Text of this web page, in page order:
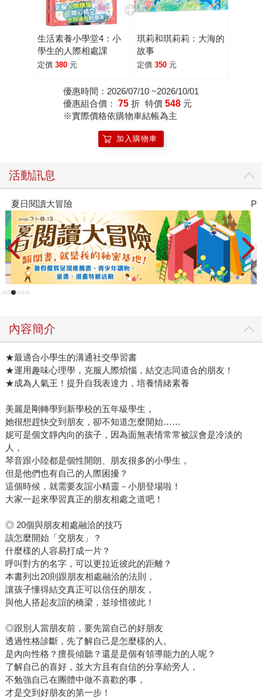
生活素養小學堂4：小
學生的人際相處課
定價 380 元
琪莉和琪莉莉：大海的
故事
定價 350 元
優惠時間：2026/07/10 ~2026/10/01
優惠組合價： 75 折 特價 548 元
※實際價格依購物車結帳為主
加入購物車
活動訊息
夏日閱讀大冒險
內容簡介
★最適合小學生的溝通社交學習書
★運用趣味心理學，克服人際煩惱，結交志同道合的朋友！
★成為人氣王！提升自我表達力，培養情緒素養
美麗是剛轉學到新學校的五年級學生，
她很想趕快交到朋友，卻不知道怎麼開始……
妮可是個文靜內向的孩子，因為面無表情常常被誤會是冷淡的
人，
琴音跟小陸都是個性開朗、朋友很多的小學生，
但是他們也有自己的人際困擾？
這個時候，就需要友誼小精靈－小朋登場啦！
大家一起來學習真正的朋友相處之道吧！
◎ 20個與朋友相處融洽的技巧
該怎麼開始「交朋友」？
什麼樣的人容易打成一片？
呼叫對方的名字，可以更拉近彼此的距離？
本書列出20則跟朋友相處融洽的法則，
讓孩子懂得結交真正可以信任的朋友，
與他人搭起友誼的橋梁，並珍惜彼此！
◎跟別人當朋友前，要先當自己的好朋友
透過性格診斷，先了解自己是怎麼樣的人。
是內向性格？擅長傾聽？還是是個有領導能力的人呢？
了解自己的喜好，並大方且有自信的分享給旁人，
不勉強自己在團體中做不喜歡的事，
才是交到好朋友的第一步！